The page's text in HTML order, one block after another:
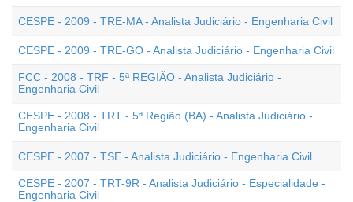
CESPE - 2009 - TRE-MA - Analista Judiciário - Engenharia Civil
CESPE - 2009 - TRE-GO - Analista Judiciário - Engenharia Civil
FCC - 2008 - TRF - 5ª REGIÃO - Analista Judiciário -
Engenharia Civil
CESPE - 2008 - TRT - 5ª Região (BA) - Analista Judiciário -
Engenharia Civil
CESPE - 2007 - TSE - Analista Judiciário - Engenharia Civil
CESPE - 2007 - TRT-9R - Analista Judiciário - Especialidade -
Engenharia Civil